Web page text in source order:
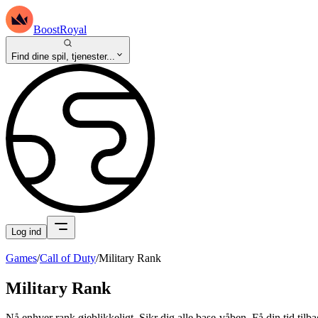
BoostRoyal
Find dine spil, tjenester...
Log ind
Games/Call of Duty/Military Rank
Military Rank